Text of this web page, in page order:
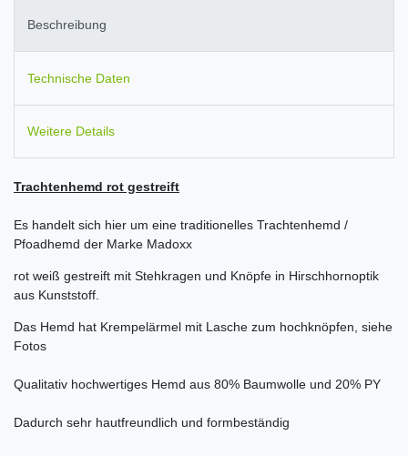
Beschreibung
Technische Daten
Weitere Details
Trachtenhemd rot gestreift
Es handelt sich hier um eine traditionelles Trachtenhemd /
Pfoadhemd der Marke Madoxx
rot weiß gestreift mit Stehkragen und Knöpfe in Hirschhornoptik
aus Kunststoff.
Das Hemd hat Krempelärmel mit Lasche zum hochknöpfen, siehe
Fotos
Qualitativ hochwertiges Hemd aus 80% Baumwolle und 20% PY
Dadurch sehr hautfreundlich und formbeständig